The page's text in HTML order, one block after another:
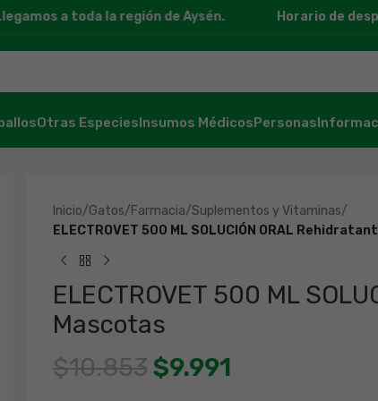
a toda la región de Aysén. Horario de
Otras EspeciesInsumos MédicosPersonas
Inicio/Gatos/Farmacia/Suplementos y Vitaminas/
ELECTROVET 500 ML SOLUCIÓN ORAL
ELECTROVET 500 ML
Mascotas
$10.853 $9.991